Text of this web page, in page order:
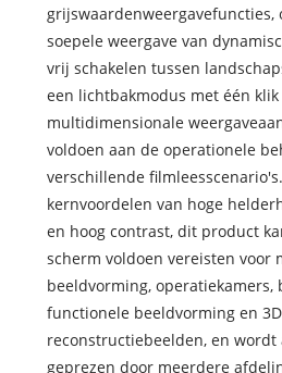
grijswaardenweergavefuncties,
soepele weergave van
vrij schakelen tussen
een lichtbakmodus met één
multidimensionale
voldoen aan de operationele
verschillende
kernvoordelen van hoge
en hoog contrast, dit product
scherm voldoen vereisten voor
beeldvorming, operatiekamers,
functionele beeldvorming en
reconstructiebeelden, en wordt
geprezen door meerdere